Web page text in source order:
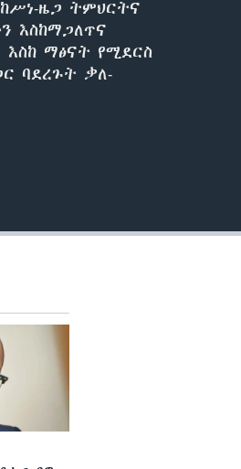
ዜጋ ትምህርትና
እስከማጋለጥና
ማፅናት የሚደርስ
ባደረጉት ቃለ-